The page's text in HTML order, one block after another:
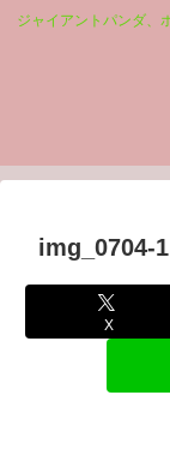
ジャイアントパンダ、
img_0704-1
X